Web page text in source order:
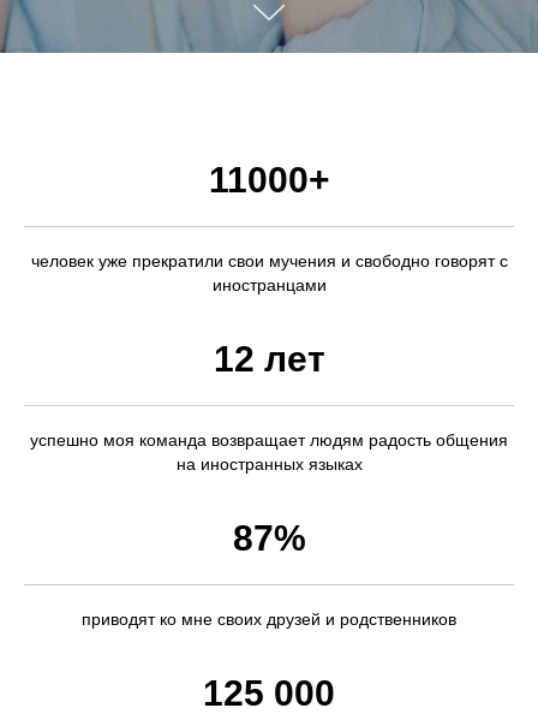
11000+
человек уже прекратили свои мучения и свободно говорят с
иностранцами
12 лет
успешно моя команда возвращает людям радость общения
на иностранных языках
87%
приводят ко мне своих друзей и родственников
125 000